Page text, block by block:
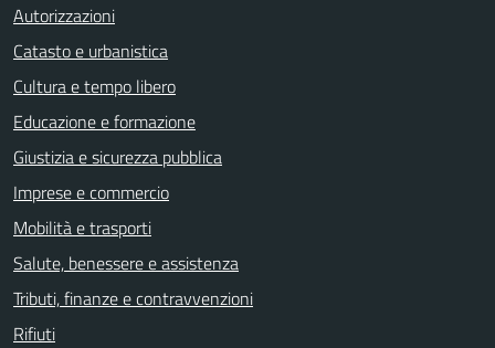
Autorizzazioni
Catasto e urbanistica
Cultura e tempo libero
Educazione e formazione
Giustizia e sicurezza pubblica
Imprese e commercio
Mobilità e trasporti
Salute, benessere e assistenza
Tributi, finanze e contravvenzioni
Rifiuti